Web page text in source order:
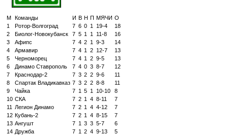
М Команды И В Н П МЯЧИ О
1
Ротор-Волгоград 7 6 0 1 19-4
18
2
Биолог-Новокубанск 7 5 1 1 11-8
16
3
Афипс 7 4 2 1 9-3
14
4
Армавир 7 4 1 2 12-7
13
5
Черноморец 7 4 1 2 9-5
13
6
Динамо Ставрополь 7 4 0 3 8-7
12
7
Краснодар-2 7 3 2 2 9-6
11
8
Спартак Владикавказ 7 3 2 2 8-8
11
9
Чайка 7 1 5 1 10-10
8
10 СКА 7 2 1 4 8-11
7
11
Легион Динамо 7 2 1 4 4-12
7
12 Кубань-2 7 2 1 4 8-15
7
13 Ангушт 7 1 3 3 5-7
6
14 Дружба 7 1 2 4 9-13
5